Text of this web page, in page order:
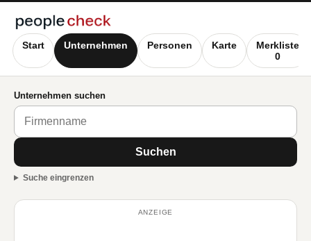
Start Unternehmen Personen Karte
Merkliste
0
Unternehmen suchen
Suchen
Suche eingrenzen
ANZEIGE